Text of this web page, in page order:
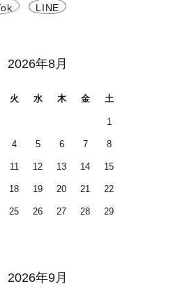
LINE
2026年8月
火 水 木 金 土
1
4 5 6 7 8
11 12 13 14 15
18 19 20 21 22
25 26 27 28 29
2026年9月